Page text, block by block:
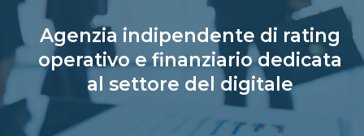
CONTATTI
SPAZIO CLIENTE
Agenzia indipendente di rating
operativo e finanziario dedicata
al settore del digitale